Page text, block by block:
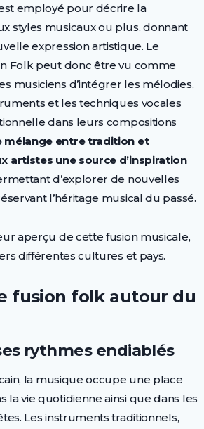
employé pour décrire la
styles musicaux ou plus, donnant
expression artistique. Le
Folk peut donc être vu comme
musiciens d’intégrer les mélodies,
et les techniques vocales
dans leurs compositions
mélange entre tradition et
artistes une source d’inspiration
d’explorer de nouvelles
l’héritage musical du passé.
aperçu de cette fusion musicale,
différentes cultures et pays.
fusion folk autour du
rythmes endiablés
la musique occupe une place
la vie quotidienne ainsi que dans les
Les instruments traditionnels,